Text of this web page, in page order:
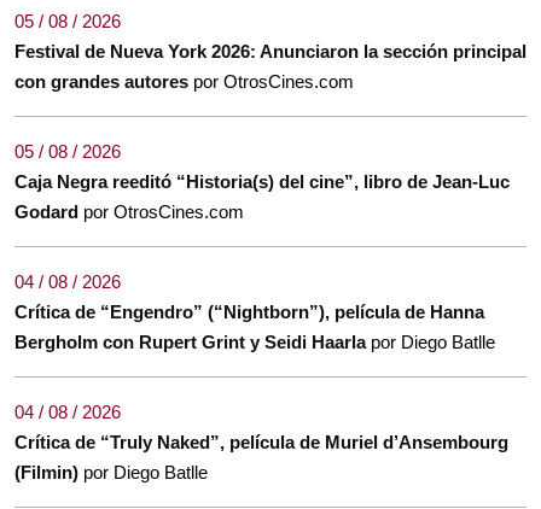
05 / 08 / 2026
Festival de Nueva York 2026: Anunciaron la sección principal
con grandes autores por OtrosCines.com
05 / 08 / 2026
Caja Negra reeditó “Historia(s) del cine”, libro de Jean-Luc
Godard por OtrosCines.com
04 / 08 / 2026
Crítica de “Engendro” (“Nightborn”), película de Hanna
Bergholm con Rupert Grint y Seidi Haarla por Diego Batlle
04 / 08 / 2026
Crítica de “Truly Naked”, película de Muriel d’Ansembourg
(Filmin) por Diego Batlle